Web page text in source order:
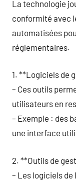
La technologie
conformité avec
automatisées
réglementaires.
1. **Logiciels de
– Ces outils
utilisateurs en
– Exemple : des
une interface
2. **Outils de
– Les logiciels